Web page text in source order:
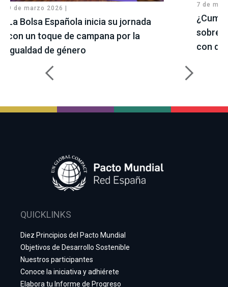
9 de marzo 2026 |
La Bolsa Española inicia su jornada
con un toque de campana por la
igualdad de género
7 de
sobre
con
QUICKLINKS
Diez Principios del Pacto Mundial
Objetivos de Desarrollo Sostenible
Nuestros participantes
Conoce la iniciativa y adhiérete
Elabora tu Informe de Progreso